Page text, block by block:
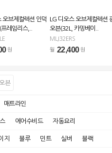
오브제컬렉션 인덕
레임리스,..
원
LG 디오스 오브제컬렉션
오븐(32L, 카밍베이..
MLJ32ERS
월 22,400 원
븐
매트라인
에어수비드 자동요리
지 블루 민트 실버 블랙